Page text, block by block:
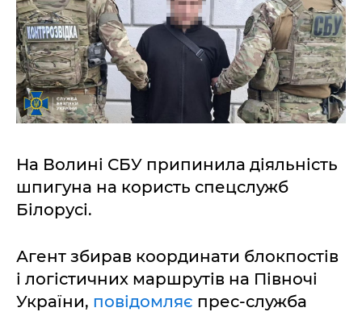
На Волині СБУ припинила діяльність
шпигуна на користь спецслужб
Білорусі.
Агент збирав координати блокпостів
і логістичних маршрутів на Півночі
України, повідомляє прес-служба